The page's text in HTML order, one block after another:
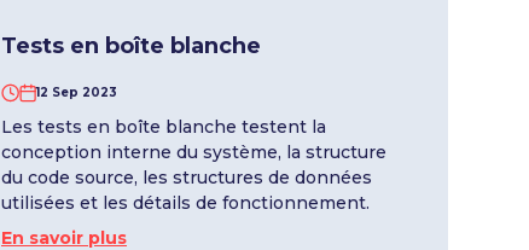
Tests en boîte blanche
12 Sep 2023
Les tests en boîte blanche testent la
conception interne du système, la structure
du code source, les structures de données
utilisées et les détails de fonctionnement.
En savoir plus